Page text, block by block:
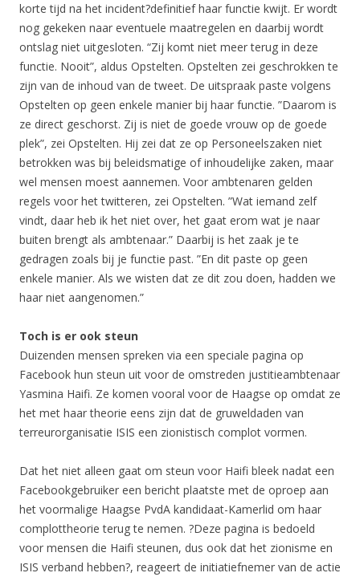
korte tijd na het incident?definitief haar functie kwijt. Er wordt
nog gekeken naar eventuele maatregelen en daarbij wordt
ontslag niet uitgesloten. “Zij komt niet meer terug in deze
functie. Nooit”, aldus Opstelten. Opstelten zei geschrokken te
zijn van de inhoud van de tweet. De uitspraak paste volgens
Opstelten op geen enkele manier bij haar functie. ”Daarom is
ze direct geschorst. Zij is niet de goede vrouw op de goede
plek”, zei Opstelten. Hij zei dat ze op Personeelszaken niet
betrokken was bij beleidsmatige of inhoudelijke zaken, maar
wel mensen moest aannemen. Voor ambtenaren gelden
regels voor het twitteren, zei Opstelten. ”Wat iemand zelf
vindt, daar heb ik het niet over, het gaat erom wat je naar
buiten brengt als ambtenaar.” Daarbij is het zaak je te
gedragen zoals bij je functie past. ”En dit paste op geen
enkele manier. Als we wisten dat ze dit zou doen, hadden we
haar niet aangenomen.”
Toch is er ook steun
Duizenden mensen spreken via een speciale pagina op
Facebook hun steun uit voor de omstreden justitieambtenaar
Yasmina Haifi. Ze komen vooral voor de Haagse op omdat ze
het met haar theorie eens zijn dat de gruweldaden van
terreurorganisatie ISIS een zionistisch complot vormen.
Dat het niet alleen gaat om steun voor Haifi bleek nadat een
Facebookgebruiker een bericht plaatste met de oproep aan
het voormalige Haagse PvdA kandidaat-Kamerlid om haar
complottheorie terug te nemen. ?Deze pagina is bedoeld
voor mensen die Haifi steunen, dus ook dat het zionisme en
ISIS verband hebben?, reageert de initiatiefnemer van de actie